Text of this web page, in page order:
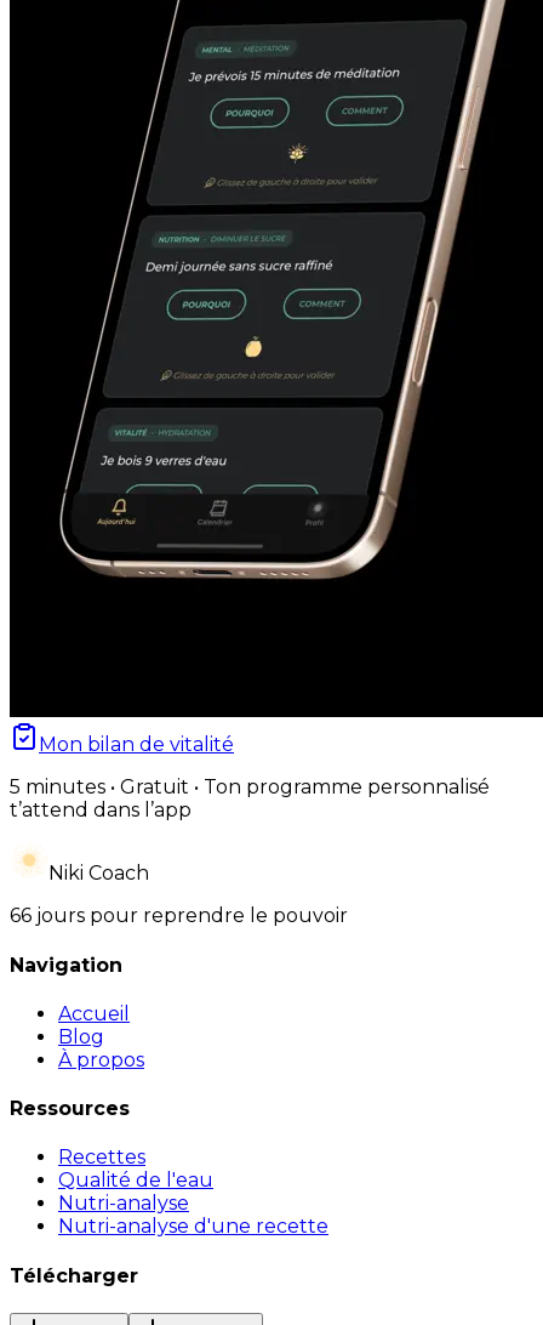
Mon bilan de vitalité
5 minutes • Gratuit • Ton programme personnalisé
t’attend dans l’app
Niki Coach
66 jours pour reprendre le pouvoir
Navigation
Accueil
Blog
À propos
Ressources
Recettes
Qualité de l'eau
Nutri-analyse
Nutri-analyse d'une recette
Télécharger